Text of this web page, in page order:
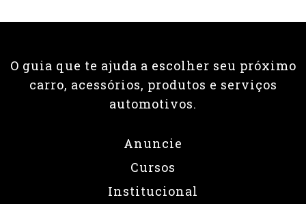
O guia que te ajuda a escolher seu próximo
carro, acessórios, produtos e serviços
automotivos.
Anuncie
Cursos
Institucional